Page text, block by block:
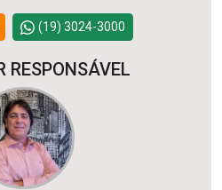
(19) 3024-3000
RESPONSÁVEL